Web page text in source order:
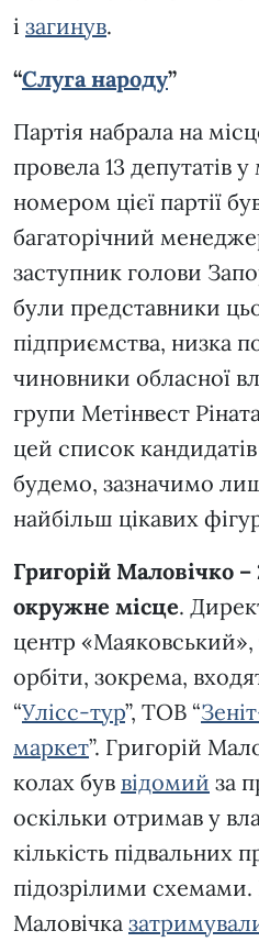
і загинув.
“Слуга народу”
Партія набрала на
провела 13 депутатів у
номером цієї партії
багаторічний
заступник голови
були представники
підприємства, низка
чиновники обласної
групи Метінвест
цей список
будемо, зазначимо
найбільш цікавих
Григорій Маловічко –
окружне місце.
центр
орбіти, зокрема,
“Улісс-тур”, ТОВ “
маркет”. Григорій
колах був відомий за
оскільки отримав у
кількість підвальних
підозрілими схемами.
Маловічка